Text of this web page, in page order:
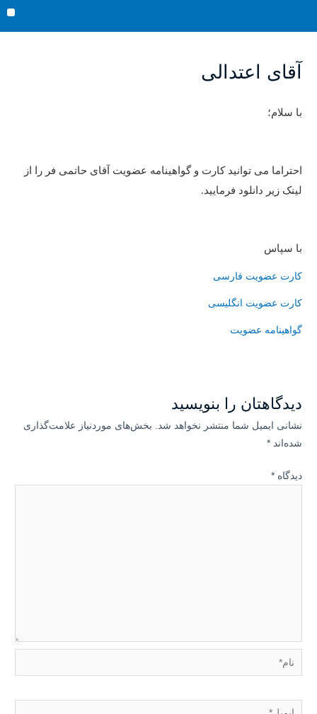
آقای اعتدالی
با سلام؛
احتراما می توانید کارت و گواهینامه عضویت آقای حاتمی فر را از
لینک زیر دانلود فرمایید.
با سپاس
کارت عضویت فارسی
کارت عضویت انگلیسی
گواهینامه عضویت
دیدگاهتان را بنویسید
نشانی ایمیل شما منتشر نخواهد شد. بخش‌های موردنیاز علامت‌گذاری
شده‌اند*
دیدگاه*
نام*
ایمیل*